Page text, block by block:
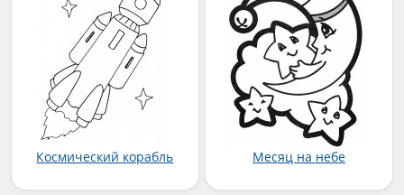
Космический корабль Месяц на небе